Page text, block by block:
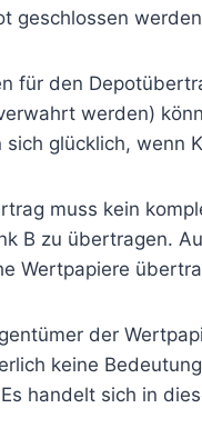
geschlossen
für den
werden)
sich glücklich, wenn
muss kein
B zu übertragen.
Wertpapiere
der
keine
handelt sich in